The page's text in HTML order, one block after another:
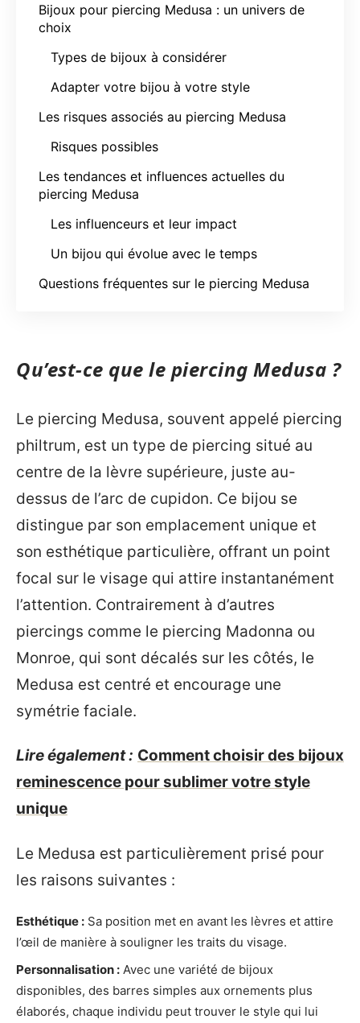
Bijoux pour piercing Medusa : un univers de
choix
Types de bijoux à considérer
Adapter votre bijou à votre style
Les risques associés au piercing Medusa
Risques possibles
Les tendances et influences actuelles du
piercing Medusa
Les influenceurs et leur impact
Un bijou qui évolue avec le temps
Questions fréquentes sur le piercing Medusa
Qu’est-ce que le piercing Medusa ?
Le piercing Medusa, souvent appelé piercing
philtrum, est un type de piercing situé au
centre de la lèvre supérieure, juste au-
dessus de l’arc de cupidon. Ce bijou se
distingue par son emplacement unique et
son esthétique particulière, offrant un point
focal sur le visage qui attire instantanément
l’attention. Contrairement à d’autres
piercings comme le piercing Madonna ou
Monroe, qui sont décalés sur les côtés, le
Medusa est centré et encourage une
symétrie faciale.
Lire également : Comment choisir des bijoux
reminescence pour sublimer votre style
unique
Le Medusa est particulièrement prisé pour
les raisons suivantes :
Esthétique : Sa position met en avant les lèvres et attire
l’œil de manière à souligner les traits du visage.
Personnalisation : Avec une variété de bijoux
disponibles, des barres simples aux ornements plus
élaborés, chaque individu peut trouver le style qui lui